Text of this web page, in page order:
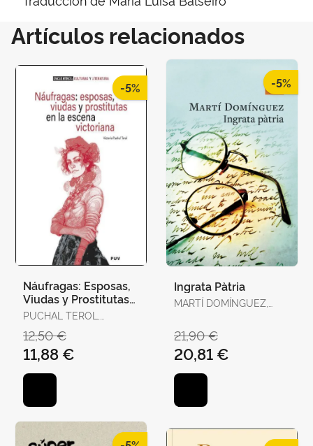
Artículos relacionados
-5%
Náufragas: Esposas,
Viudas y Prostitutas
en la Escena
PUCHAL TEROL,
12,50 €
11,88 €
-5%
Ingrata Pàtria
MARTÍ DOMÍNGUEZ,
21,90 €
20,81 €